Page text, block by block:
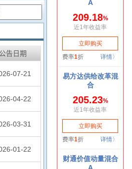
公告日期
07-21
04-22
03-31
01-22